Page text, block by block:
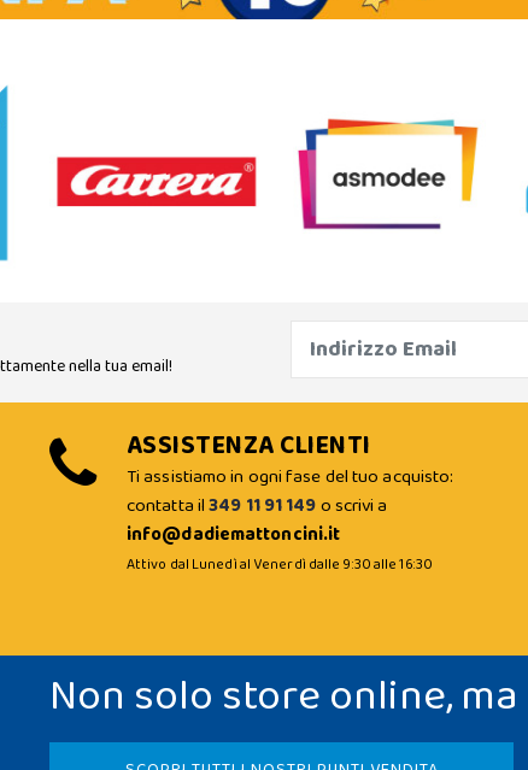
nella tua email!
ASSISTENZA CLIENTI
Ti assistiamo in ogni fase del tuo acquisto:
contatta il349 11 91 149o scrivi a
info@dadiemattoncini.it
Attivo dal Lunedì al Venerdì dalle 9:30 alle 16:30
Non solo store online, ma